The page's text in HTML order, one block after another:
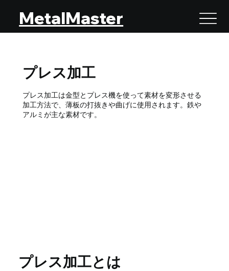
MetalMaster
プレス加工
プレス加工は金型とプレス機を使って素材を変形させる
加工方法で、薄板の打抜きや曲げに使用されます。鉄や
アルミが主な素材です。
プレス加工とは